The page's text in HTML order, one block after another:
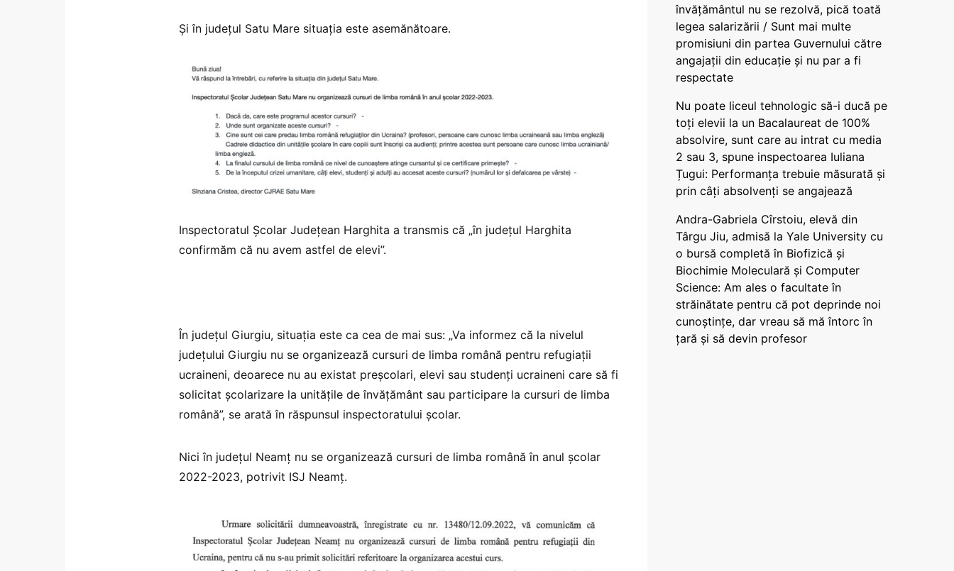
Și în județul Satu Mare situația este asemănătoare.
Inspectoratul Școlar Județean Harghita a transmis că „în județul Harghita
confirmăm că nu avem astfel de elevi”.
În județul Giurgiu, situația este ca cea de mai sus: „Va informez că la nivelul
județului Giurgiu nu se organizează cursuri de limba română pentru refugiații
ucraineni, deoarece nu au existat preșcolari, elevi sau studenți ucraineni care să fi
solicitat școlarizare la unitățile de învățământ sau participare la cursuri de limba
română”, se arată în răspunsul inspectoratului școlar.
Nici în județul Neamț nu se organizează cursuri de limba română în anul școlar
2022-2023, potrivit ISJ Neamț.
învățământul nu se rezolvă, pică toată
legea salarizării / Sunt mai multe
promisiuni din partea Guvernului către
angajații din educație și nu par a fi
respectate
Nu poate liceul tehnologic să-i ducă pe
toți elevii la un Bacalaureat de 100%
absolvire, sunt care au intrat cu media
2 sau 3, spune inspectoarea Iuliana
Țugui: Performanța trebuie măsurată și
prin câți absolvenți se angajează
Andra-Gabriela Cîrstoiu, elevă din
Târgu Jiu, admisă la Yale University cu
o bursă completă în Biofizică și
Biochimie Moleculară și Computer
Science: Am ales o facultate în
străinătate pentru că pot deprinde noi
cunoștințe, dar vreau să mă întorc în
țară și să devin profesor